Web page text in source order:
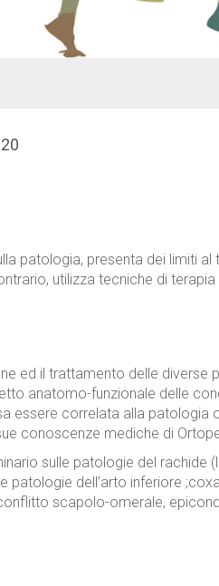
patologia, presenta dei limiti
utilizza tecniche di
ed il trattamento delle diverse
anatomo-funzionale delle
essere correlata alla
conoscenze mediche di
sulle patologie del rachide
dell’arto inferiore
scapolo-omerale,